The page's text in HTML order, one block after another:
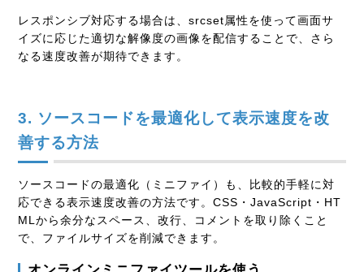
レスポンシブ対応する場合は、srcset属性を使って画面サ
イズに応じた適切な解像度の画像を配信することで、さら
なる速度改善が期待できます。
3. ソースコードを最適化して表示速度を改
善する方法
ソースコードの最適化（ミニファイ）も、比較的手軽に対
応できる表示速度改善の方法です。CSS・JavaScript・HT
MLから余分なスペース、改行、コメントを取り除くこと
で、ファイルサイズを削減できます。